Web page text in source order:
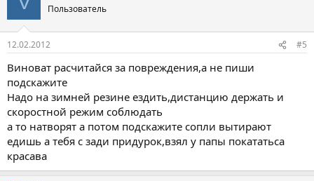
Пользователь
12.02.2012 #5
Виноват расчитайся за повреждения,а не пиши
подскажите
Надо на зимней резине ездить,дистанцию держать и
скоростной режим соблюдать
а то натворят а потом подскажите сопли вытирают
едишь а тебя с зади придурок,взял у папы покататьса
красава